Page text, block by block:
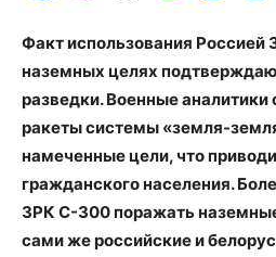
Факт использования Россией
наземных целях
разведки. Военные аналитики
ракеты системы «земля-
намеченные цели, что
гражданского населения.
ЗРК С-300 поражать
сами же российские и